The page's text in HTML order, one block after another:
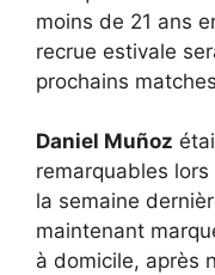
moins de 21 ans
recrue estivale
prochains
Daniel Muñoz
remarquables
la semaine
maintenant
à domicile, après